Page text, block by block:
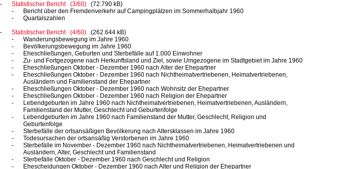
Statistischer Bericht (3/60)
(72.790 kB)
Bericht über den Fremdenverkehr auf Campingplätzen im Sommerhalbjahr 1960
Quartalszahlen
Statistischer Bericht (4/60)
(262.644 kB)
Wanderungsbewegung im Jahre 1960
Bevölkerungsbewegung im Jahre 1960
Eheschließungen, Geburten und Sterbefälle auf 1.000 Einwohner
Zu- und Fortgezogene nach Herkunftsland und Ziel, sowie Umgezogene im Stadtgebiet im Jahre 1960
Eheschließungen Oktober - Dezember 1960 nach Alter der Ehepartner
Eheschließungen Oktober - Dezember 1960 nach Nichtheimatvertriebenen, Heimatvertriebenen,
Ausländern und Familienstand der Ehepartner
Eheschließungen Oktober - Dezember 1960 nach Wohnsitz der Ehepartner
Eheschließungen Oktober - Dezember 1960 nach Religion der Ehepartner
Lebendgeburten im Jahre 1960 nach Nichtheimatvertriebenen, Heimatvertriebenen, Ausländern,
Familienstand der Mutter, Geschlecht und Geburtenfolge
Lebendgeburten im Jahre 1960 nach Familienstand der Mutter, Geschlecht, Religion und
Geburtenfolge
Sterbefälle der ortsansäßigen Bevölkerung nach Altersklassen im Jahre 1960
Todesursachen der ortsansäßig Verstorbenen im Jahre 1960
Sterbefälle im November - Dezember 1960 nach Nichtheimatvertriebenen, Heimatvertriebenen und
Ausländern, Alter, Geschlecht und Familienstand
Sterbefälle Oktober - Dezember 1960 nach Geschlecht und Religion
Ehescheidungen Oktober - Dezember 1960 nach Alter und Religion der Ehepartner